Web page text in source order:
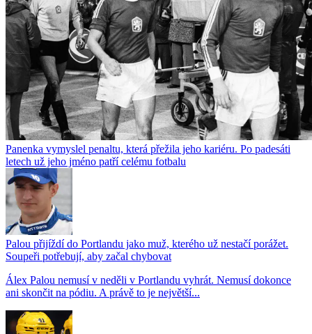
Panenka vymyslel penaltu, která přežila jeho kariéru. Po padesáti
letech už jeho jméno patří celému fotbalu
Palou přijíždí do Portlandu jako muž, kterého už nestačí porážet.
Soupeři potřebují, aby začal chybovat
Álex Palou nemusí v neděli v Portlandu vyhrát. Nemusí dokonce
ani skončit na pódiu. A právě to je největší...